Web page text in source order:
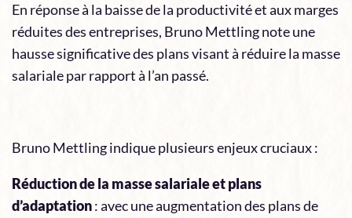
En réponse à la baisse de la productivité et aux marges
réduites des entreprises, Bruno Mettling note une
hausse significative des plans visant à réduire la masse
salariale par rapport à l’an passé.
Bruno Mettling indique plusieurs enjeux cruciaux :
Réduction de la masse salariale et plans
d’adaptation: avec une augmentation des plans de